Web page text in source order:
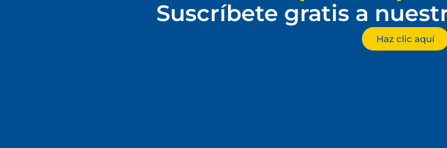
Suscríbete gratis a
Haz clic aquí